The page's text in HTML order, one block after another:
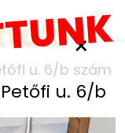
×
u. 6/b
u. 6/b szám